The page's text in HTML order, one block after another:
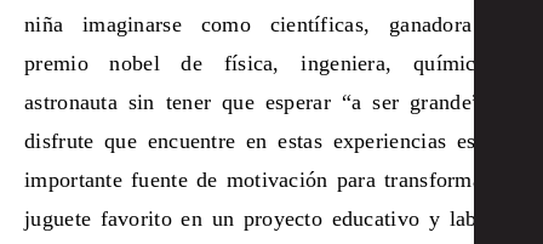
niña imaginarse como científicas, ganadora del
premio nobel de física, ingeniera, química o
astronauta sin tener que esperar “a ser grande”. El
disfrute que encuentre en estas experiencias es una
importante fuente de motivación para transformar su
juguete favorito en un proyecto educativo y laboral.